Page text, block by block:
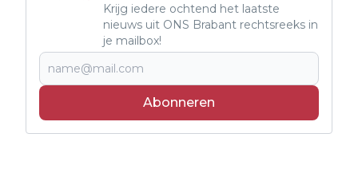
Krijg iedere ochtend het laatste
nieuws uit ONS Brabant rechtsreeks in
je mailbox!
Abonneren